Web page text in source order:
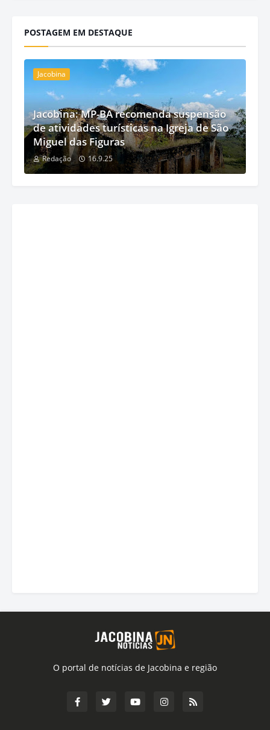
POSTAGEM EM DESTAQUE
Jacobina
Jacobina: MP-BA recomenda suspensão
de atividades turísticas na Igreja de São
Miguel das Figuras
Redação 16.9.25
O portal de notícias de Jacobina e região